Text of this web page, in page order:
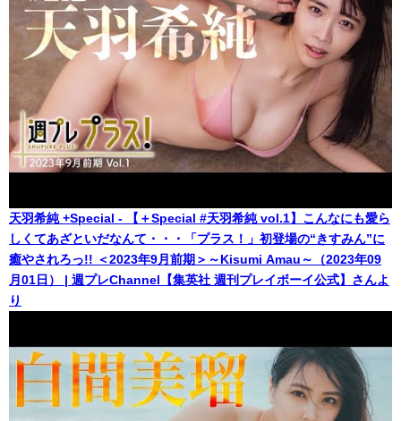
天羽希純 +Special - 【＋Special #天羽希純 vol.1】こんなにも愛ら
しくてあざといだなんて・・・「プラス！」初登場の“きすみん”に
癒やされろっ!! ＜2023年9月前期＞～Kisumi Amau～（2023年09
月01日） | 週プレChannel【集英社 週刊プレイボーイ公式】さんよ
り